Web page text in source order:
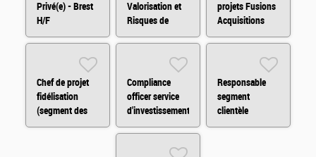
Privé(e) - Brest
H/F
Valorisation et
Risques de
Marché H/F
projets Fusions
Acquisitions
H/F/X
Chef de projet
fidélisation
(segment des
indépendants)
Compliance
officer service
d'investissement
H/F
Responsable
segment
clientèle
patrimoniale H/F